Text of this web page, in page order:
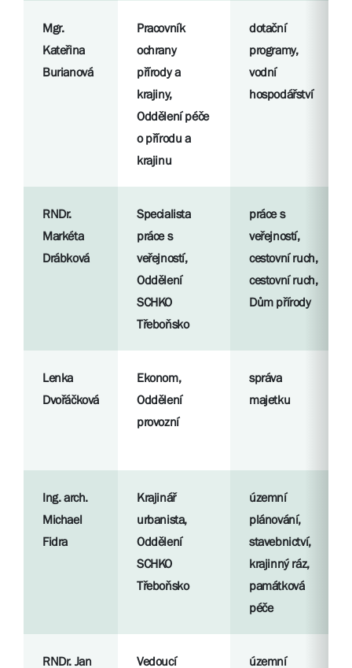
Mgr.
Kateřina
Burianová
Pracovník
ochrany
přírody a
krajiny,
Oddělení péče
o přírodu a
krajinu
dotační
programy,
vodní
hospodářství
RNDr.
Markéta
Drábková
Specialista
práce s
veřejností,
Oddělení
SCHKO
Třeboňsko
práce s
veřejností,
cestovní ruch,
cestovní ruch,
Dům přírody
Lenka
Dvořáčková
Ekonom,
Oddělení
provozní
správa
majetku
Ing. arch.
Michael
Fidra
Krajinář
urbanista,
Oddělení
SCHKO
Třeboňsko
územní
plánování,
stavebnictví,
krajinný ráz,
památková
péče
RNDr. Jan
Vedoucí
územní